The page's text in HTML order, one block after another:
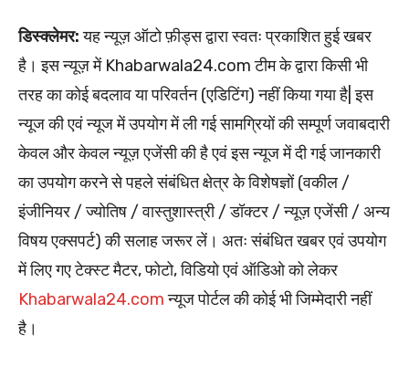
डिस्क्लेमर:यह न्यूज़ ऑटो फ़ीड्स द्वारा स्वतः प्रकाशित हुई खबर
है। इस न्यूज़ में Khabarwala24.com टीम के द्वारा किसी भी
तरह का कोई बदलाव या परिवर्तन (एडिटिंग) नहीं किया गया है| इस
न्यूज की एवं न्यूज में उपयोग में ली गई सामग्रियों की सम्पूर्ण जवाबदारी
केवल और केवल न्यूज़ एजेंसी की है एवं इस न्यूज में दी गई जानकारी
का उपयोग करने से पहले संबंधित क्षेत्र के विशेषज्ञों (वकील /
इंजीनियर / ज्योतिष / वास्तुशास्त्री / डॉक्टर / न्यूज़ एजेंसी / अन्य
विषय एक्सपर्ट) की सलाह जरूर लें। अतः संबंधित खबर एवं उपयोग
में लिए गए टेक्स्ट मैटर, फोटो, विडियो एवं ऑडिओ को लेकर
Khabarwala24.comन्यूज पोर्टल की कोई भी जिम्मेदारी नहीं
है।